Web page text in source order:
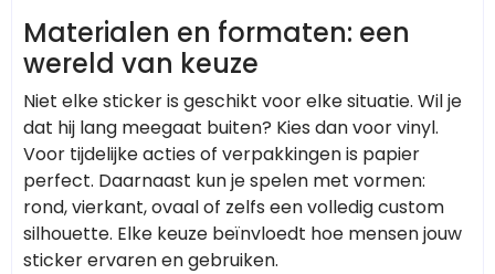
Materialen en formaten: een
wereld van keuze
Niet elke sticker is geschikt voor elke situatie. Wil je
dat hij lang meegaat buiten? Kies dan voor vinyl.
Voor tijdelijke acties of verpakkingen is papier
perfect. Daarnaast kun je spelen met vormen:
rond, vierkant, ovaal of zelfs een volledig custom
silhouette. Elke keuze beïnvloedt hoe mensen jouw
sticker ervaren en gebruiken.